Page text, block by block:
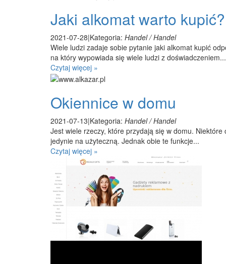
Jaki alkomat warto kupić?
2021-07-28|Kategoria: Handel / Handel
Wiele ludzi zadaje sobie pytanie jaki alkomat kupić
na który wypowiada się wiele ludzi z doświadczeniem...
Czytaj więcej »
Okiennice w domu
2021-07-13|Kategoria: Handel / Handel
Jest wiele rzeczy, które przydają się w domu.
jedynie na użyteczną. Jednak obie te funkcje...
Czytaj więcej »